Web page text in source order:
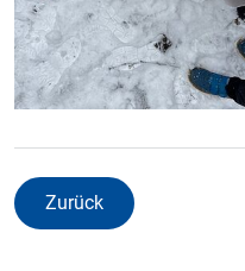
Zurück